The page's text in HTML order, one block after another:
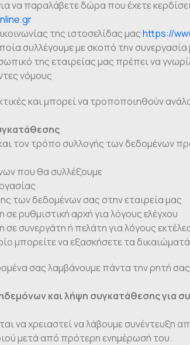
να παραλάβετε δώρα που έχετε
της ιστοσελίδας μαςhttps://
συλλέγουμε με σκοπό την
της εταιρείας μας πρέπει να
νόμους
και μπορεί να τροποποιηθούν
τον τρόπο συλλογής των δεδομένων
που θα συλλέξουμε
των δεδομένων σας στην εταιρεία μας
σε ρυθμιστική αρχή για λόγους ελέγχου
σε συνεργάτη ή πελάτη για λόγους
μπορείτε να εξασκήσετε τα
σας λαμβάνουμε πάντα την ρητή
και λήψη συγκατάθεσης για
να χρειαστεί να λάβουμε
μετά από πρότερη ενημέρωσή του.